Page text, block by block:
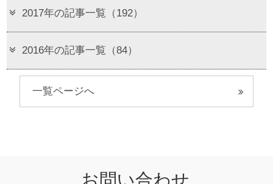
2017年の記事一覧（192）
2016年の記事一覧（84）
一覧ページへ
お問い合わせ